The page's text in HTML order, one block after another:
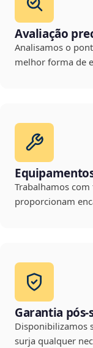
Avaliação
Analisamos o
melhor forma de
Trabalhamos
proporcionam
Garantia
Disponibilizamos
surja qualquer